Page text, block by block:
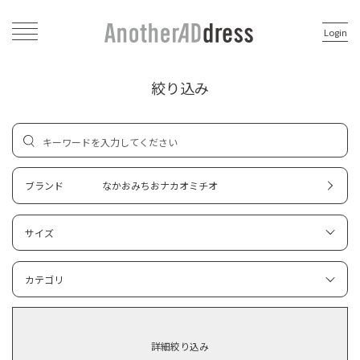
Login
絞り込み
ブランド なかおみちおナカオミチオ
サイズ
カテゴリ
詳細絞り込み